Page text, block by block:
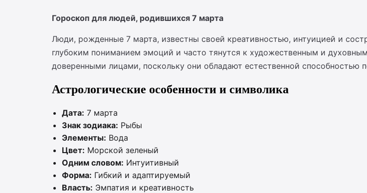
Гороскоп для людей, родившихся 7 марта
Люди, рожденные 7 марта, известны своей креативностью, интуицией и
глубоким пониманием эмоций и часто тянутся к художественным и
доверенными лицами, поскольку они обладают естественной способностью
Астрологические особенности и символика
Дата: 7 марта
Знак зодиака: Рыбы
Элементы: Вода
Цвет: Морской зеленый
Одним словом: Интуитивный
Форма: Гибкий и адаптируемый
Власть: Эмпатия и креативность